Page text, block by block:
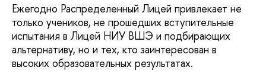
Ежегодно Распределенный Лицей привлекает не
только учеников, не прошедших вступительные
испытания в Лицей НИУ ВШЭ и подбирающих
альтернативу, но и тех, кто заинтересован в
высоких образовательных результатах.